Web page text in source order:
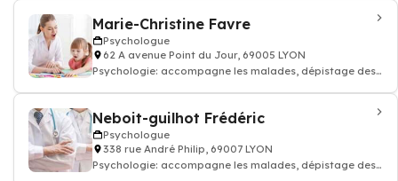
Marie-Christine Favre
Psychologue
62 A avenue Point du Jour, 69005 LYON
Psychologie: accompagne les malades, dépistage des
Neboit-guilhot Frédéric
Psychologue
338 rue André Philip, 69007 LYON
Psychologie: accompagne les malades, dépistage des